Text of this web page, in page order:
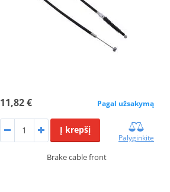
11,82 € Pagal užsakymą
Į krepšį
Palyginkite
Brake cable front